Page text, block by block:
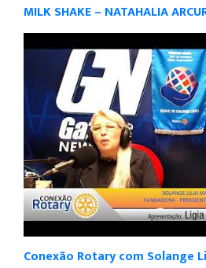
MILK SHAKE – NATAHALIA
Conexão Rotary com Solange